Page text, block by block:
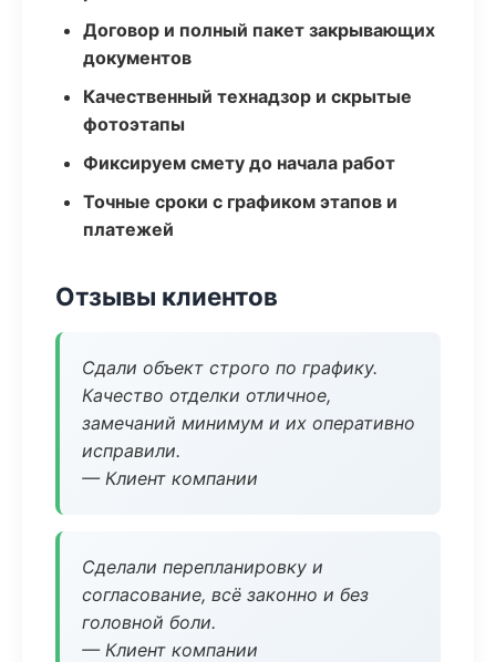
Договор и полный пакет закрывающих
документов
Качественный технадзор и скрытые
фотоэтапы
Фиксируем смету до начала работ
Точные сроки с графиком этапов и
платежей
Отзывы клиентов
Сдали объект строго по графику.
Качество отделки отличное,
замечаний минимум и их оперативно
исправили.
— Клиент компании
Сделали перепланировку и
согласование, всё законно и без
головной боли.
— Клиент компании